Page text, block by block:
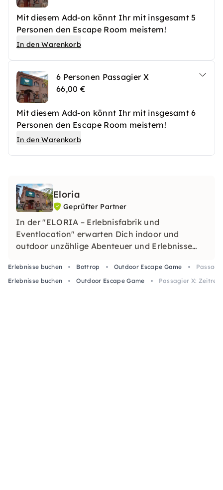
Mit diesem Add-on könnt Ihr mit insgesamt 5
Personen den Escape Room meistern!
In den Warenkorb
6 Personen Passagier X
66,00 €
Mit diesem Add-on könnt Ihr mit insgesamt 6
Personen den Escape Room meistern!
In den Warenkorb
Eloria
Geprüfter Partner
In der "ELORIA – Erlebnisfabrik und
Eventlocation" erwarten Dich indoor und
outdoor unzählige Abenteuer und Erlebnisse
Tagungs- und Eventflächen.
Erlebnisse buchen Bottrop Outdoor Escape Game
Erlebnisse buchen
Outdoor Escape Game Passagier X: